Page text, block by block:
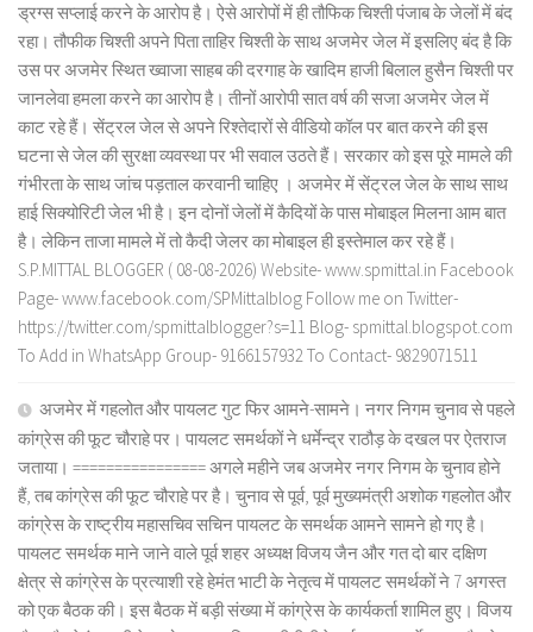
ड्रग्स सप्लाई करने के आरोप है। ऐसे आरोपों में ही तौफिक चिश्ती पंजाब के जेलों में बंद
रहा। तौफीक चिश्ती अपने पिता ताहिर चिश्ती के साथ अजमेर जेल में इसलिए बंद है कि
उस पर अजमेर स्थित ख्वाजा साहब की दरगाह के खादिम हाजी बिलाल हुसैन चिश्ती पर
जानलेवा हमला करने का आरोप है। तीनों आरोपी सात वर्ष की सजा अजमेर जेल में
काट रहे हैं। सेंट्रल जेल से अपने रिश्तेदारों से वीडियो कॉल पर बात करने की इस
घटना से जेल की सुरक्षा व्यवस्था पर भी सवाल उठते हैं। सरकार को इस पूरे मामले की
गंभीरता के साथ जांच पड़ताल करवानी चाहिए । अजमेर में सेंट्रल जेल के साथ साथ
हाई सिक्योरिटी जेल भी है। इन दोनों जेलों में कैदियों के पास मोबाइल मिलना आम बात
है। लेकिन ताजा मामले में तो कैदी जेलर का मोबाइल ही इस्तेमाल कर रहे हैं।
S.P.MITTAL BLOGGER ( 08-08-2026) Website- www.spmittal.in Facebook
Page- www.facebook.com/SPMittalblog Follow me on Twitter-
https://twitter.com/spmittalblogger?s=11 Blog- spmittal.blogspot.com
To Add in WhatsApp Group- 9166157932 To Contact- 9829071511
अजमेर में गहलोत और पायलट गुट फिर आमने-सामने। नगर निगम चुनाव से पहले
कांग्रेस की फूट चौराहे पर। पायलट समर्थकों ने धर्मेन्द्र राठौड़ के दखल पर ऐतराज
जताया। ================ अगले महीने जब अजमेर नगर निगम के चुनाव होने
हैं, तब कांग्रेस की फूट चौराहे पर है। चुनाव से पूर्व, पूर्व मुख्यमंत्री अशोक गहलोत और
कांग्रेस के राष्ट्रीय महासचिव सचिन पायलट के समर्थक आमने सामने हो गए है।
पायलट समर्थक माने जाने वाले पूर्व शहर अध्यक्ष विजय जैन और गत दो बार दक्षिण
क्षेत्र से कांग्रेस के प्रत्याशी रहे हेमंत भाटी के नेतृत्व में पायलट समर्थकों ने 7 अगस्त
को एक बैठक की। इस बैठक में बड़ी संख्या में कांग्रेस के कार्यकर्ता शामिल हुए। विजय